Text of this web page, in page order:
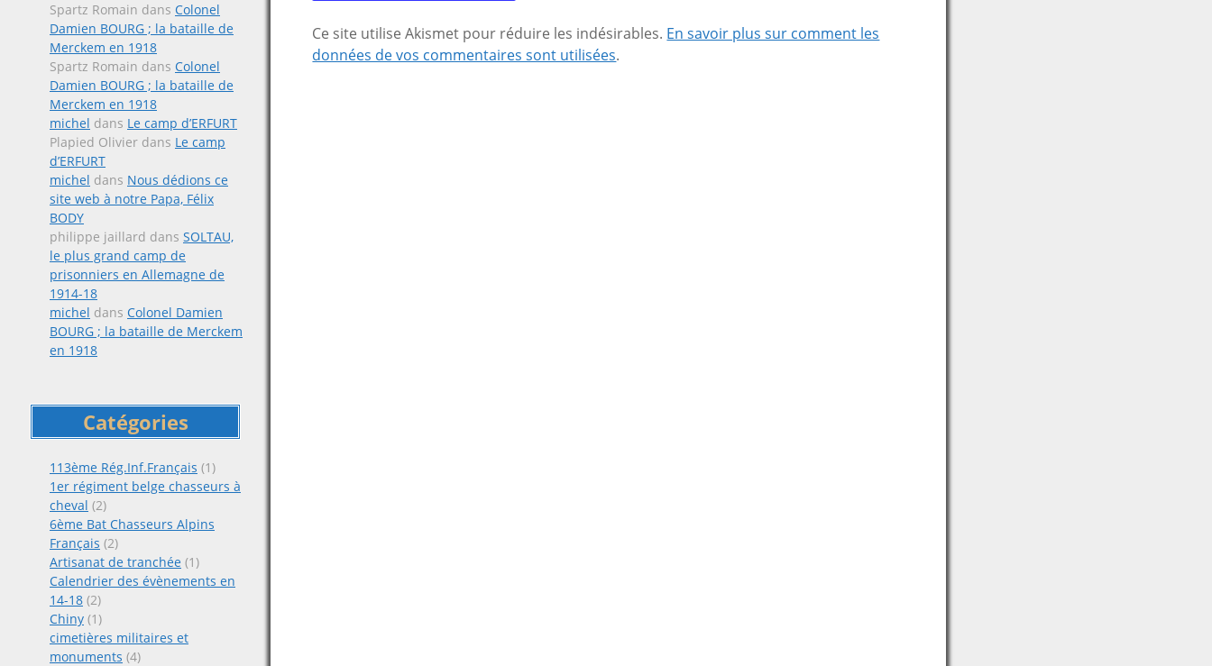
Spartz Romain dans Colonel
Damien BOURG ; la bataille de
Merckem en 1918
Spartz Romain dans Colonel
Damien BOURG ; la bataille de
Merckem en 1918
michel dans Le camp d’ERFURT
Plapied Olivier dans Le camp
d’ERFURT
michel dans Nous dédions ce
site web à notre Papa, Félix
BODY
philippe jaillard dans SOLTAU,
le plus grand camp de
prisonniers en Allemagne de
1914-18
michel dans Colonel Damien
BOURG ; la bataille de Merckem
en 1918
Catégories
113ème Rég.Inf.Français (1)
1er régiment belge chasseurs à
cheval (2)
6ème Bat Chasseurs Alpins
Français (2)
Artisanat de tranchée (1)
Calendrier des évènements en
14-18 (2)
Chiny (1)
cimetières militaires et
monuments (4)
Ce site utilise Akismet pour réduire les indésirables. En savoir plus sur comment les
données de vos commentaires sont utilisées.